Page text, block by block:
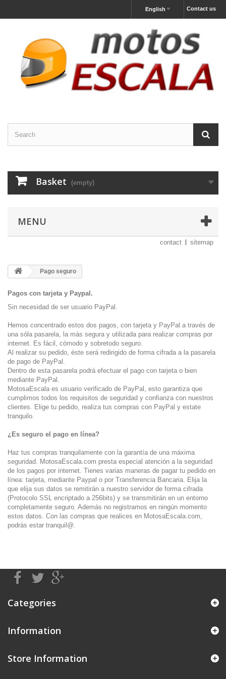
Contact us
English
Basket (empty)
MENU
contact sitemap
Pago seguro
Pagos con tarjeta y Paypal.
Sin necesidad de ser usuario PayPal.
Hemos concentrado estos dos pagos, con tarjeta y PayPal a través de
una sóla pasarela, la más segura y utilizada para realizar compras por
internet. Es fácil, cómodo y sobretodo seguro.
Al realizar su pedido, éste será redirigido de forma cifrada a la pasarela
de pago de PayPal.
Dentro de esta pasarela podrá efectuar el pago con tarjeta o bien
mediante PayPal.
MotosaEscala es usuario verificado de PayPal, esto garantiza que
cumplimos todos los requisitos de seguridad y confianza con nuestros
clientes. Elige tu pedido, realiza tus compras con PayPal y estate
tranquilo.
¿Es seguro el pago en línea?
Haz tus compras tranquilamente con la garantía de una máxima
seguridad. MotosaEscala.com presta especial atención a la seguridad
de los pagos por internet. Tienes varias maneras de pagar tu pedido en
línea: tarjeta, mediante Paypal o por Transferencia Bancaria. Elija la
que elija sus datos se remitirán a nuestro servidor de forma cifrada
(Protocolo SSL encriptado a 256bits) y se transmitirán en un entorno
completamente seguro. Además no registramos en ningún momento
estos datos. Con las compras que realices en MotosaEscala.com,
podrás estar tranquil@.
Categories
Information
Store Information